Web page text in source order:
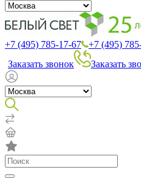
+7 (495) 785-17-67
+7 (495)
Заказать звонок
Заказать